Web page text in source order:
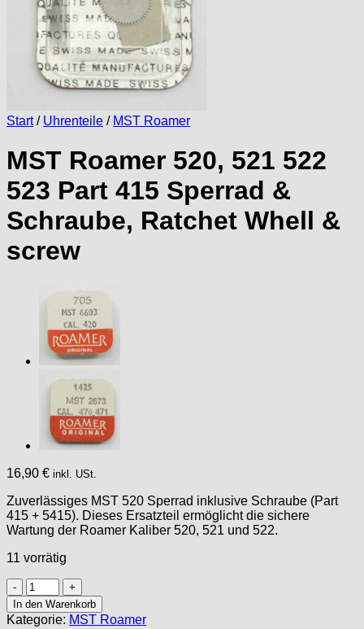
Start / Uhrenteile / MST Roamer
MST Roamer 520, 521 522
523 Part 415 Sperrad &
Schraube, Ratchet Whell &
screw
16,90 € inkl. USt.
Zuverlässiges MST 520 Sperrad inklusive Schraube (Part
415 + 5415). Dieses Ersatzteil ermöglicht die sichere
Wartung der Roamer Kaliber 520, 521 und 522.
11 vorrätig
MST
Roamer
520,
In den Warenkorb
Kategorie: MST Roamer